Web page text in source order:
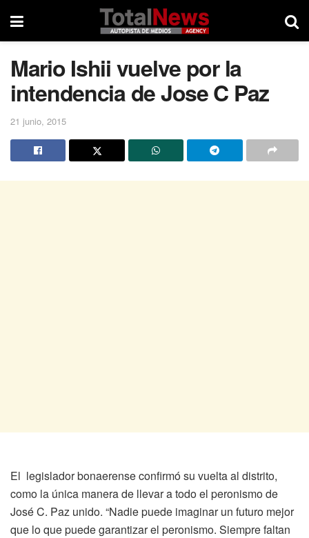
Mario Ishii vuelve por la
intendencia de Jose C Paz
21 junio, 2015
El legislador bonaerense confirmó su vuelta al distrito,
como la única manera de llevar a todo el peronismo de
José C. Paz unido. “Nadie puede imaginar un futuro mejor
que lo que puede garantizar el peronismo. Siempre faltan